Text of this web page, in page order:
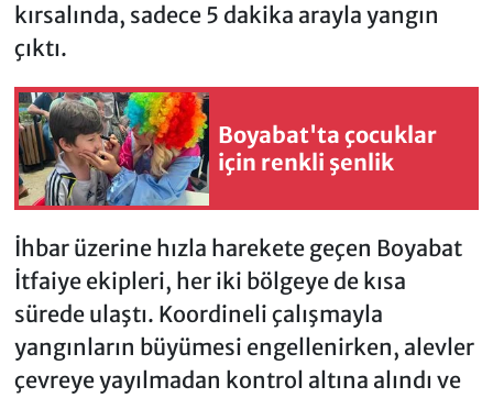
kırsalında, sadece 5 dakika arayla yangın
çıktı.
Boyabat'ta çocuklar
için renkli şenlik
İhbar üzerine hızla harekete geçen Boyabat
İtfaiye ekipleri, her iki bölgeye de kısa
sürede ulaştı. Koordineli çalışmayla
yangınların büyümesi engellenirken, alevler
çevreye yayılmadan kontrol altına alındı ve